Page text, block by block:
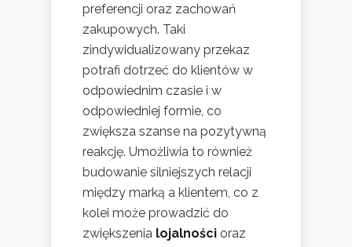
preferencji oraz zachowań
zakupowych. Taki
zindywidualizowany przekaz
potrafi dotrzeć do klientów w
odpowiednim czasie i w
odpowiedniej formie, co
zwiększa szanse na pozytywną
reakcję. Umożliwia to również
budowanie silniejszych relacji
między marką a klientem, co z
kolei może prowadzić do
zwiększenia lojalności oraz